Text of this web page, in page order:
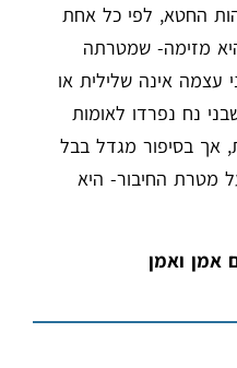
החטא, לפי כל אחת
מזימה- שמטרתה
עצמה אינה שלילית או
נח נפרדו לאומות
אך בסיפור מגדל בבל
מטרת החיבור- היא
אמן ואמן